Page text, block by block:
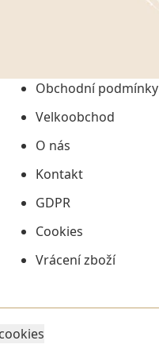
č. 101/2000 Sb. v
uchováním veškerých
údajů či jako jeho
informací, nejdéle
Obchodní podmínky
Velkoobchod
O nás
Kontakt
GDPR
Cookies
Vrácení zboží